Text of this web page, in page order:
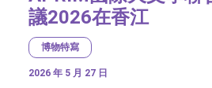
議2026在香江
博物特寫
2026 年 5 月 27 日